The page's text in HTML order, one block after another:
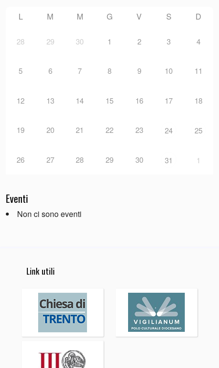
L M M G V S D
28 29 30 1 2 3 4
5 6 7 8 9 10 11
12 13 14 15 16 17 18
19 20 21 22 23 24 25
26 27 28 29 30 31 1
Eventi
Non ci sono eventi
Link utili